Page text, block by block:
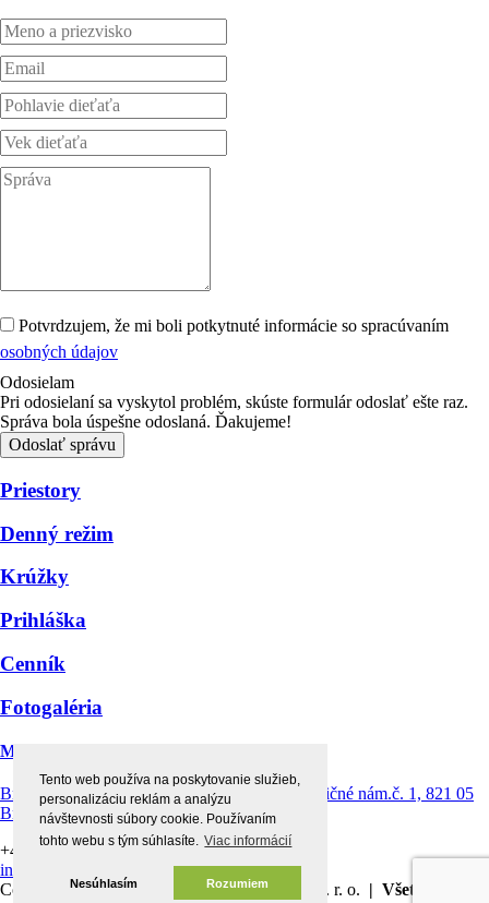
Tento web používa na poskytovanie služieb,
personalizáciu reklám a analýzu
návštevnosti súbory cookie. Používaním
tohto webu s tým súhlasíte. Viac informácií
Nesúhlasím Rozumiem
Potvrdzujem, že mi boli potkytnuté informácie so spracúvaním
osobných údajov
Odosielam
Pri odosielaní sa vyskytol problém, skúste formulár odoslať ešte raz.
Správa bola úspešne odoslaná. Ďakujeme!
Odoslať správu
Priestory
Denný režim
Krúžky
Prihláška
Cenník
Fotogaléria
Montessori centrum štvorlístok
Bratislava Ružinov - Prievoz, Prevádzka: Radničné nám.č. 1, 821 05
Bratislava
+421 903 154 156 |+421 902 832 430
info@detske-centrum.sk
Copyright © 2026 Detské centrum štvorlístok s. r. o. | Všetky práva